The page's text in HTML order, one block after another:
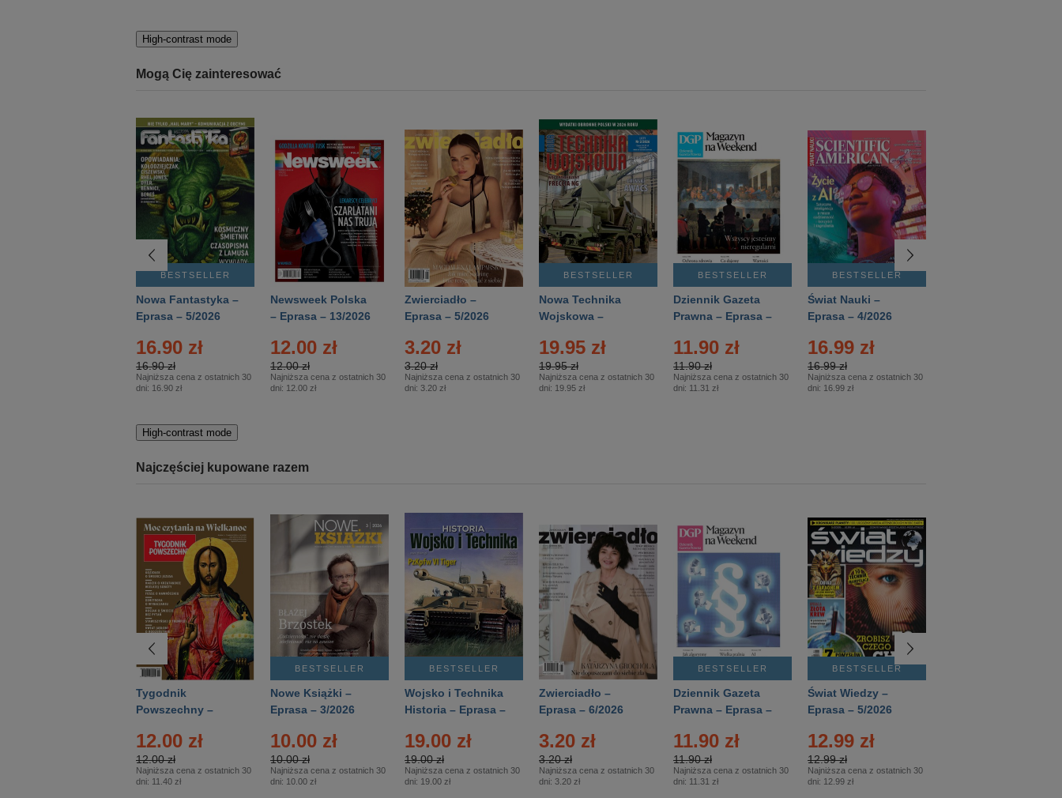
High-contrast mode
Mogą Cię zainteresować
BESTSELLER
Nowa Fantastyka –
Eprasa – 5/2026
16.90 zł
16.90 zł
Najniższa cena z ostatnich 30
dni: 16.90 zł
Newsweek Polska
– Eprasa – 13/2026
12.00 zł
12.00 zł
Najniższa cena z ostatnich 30
dni: 12.00 zł
Zwierciadło –
Eprasa – 5/2026
3.20 zł
3.20 zł
Najniższa cena z ostatnich 30
dni: 3.20 zł
BESTSELLER
Nowa Technika
Wojskowa –
19.95 zł
19.95 zł
Najniższa cena z ostatnich 30
dni: 19.95 zł
BESTSELLER
Dziennik Gazeta
Prawna – Eprasa –
11.90 zł
11.90 zł
Najniższa cena z ostatnich 30
dni: 11.31 zł
BESTSELLER
Świat Nauki –
Eprasa – 4/2026
16.99 zł
16.99 zł
Najniższa cena z ostatnich 30
dni: 16.99 zł
High-contrast mode
Najczęściej kupowane razem
Tygodnik
Powszechny –
12.00 zł
12.00 zł
Najniższa cena z ostatnich 30
dni: 11.40 zł
BESTSELLER
Nowe Książki –
Eprasa – 3/2026
10.00 zł
10.00 zł
Najniższa cena z ostatnich 30
dni: 10.00 zł
BESTSELLER
Wojsko i Technika
Historia – Eprasa –
19.00 zł
19.00 zł
Najniższa cena z ostatnich 30
dni: 19.00 zł
Zwierciadło –
Eprasa – 6/2026
3.20 zł
3.20 zł
Najniższa cena z ostatnich 30
dni: 3.20 zł
BESTSELLER
Dziennik Gazeta
Prawna – Eprasa –
11.90 zł
11.90 zł
Najniższa cena z ostatnich 30
dni: 11.31 zł
BESTSELLER
Świat Wiedzy –
Eprasa – 5/2026
12.99 zł
12.99 zł
Najniższa cena z ostatnich 30
dni: 12.99 zł